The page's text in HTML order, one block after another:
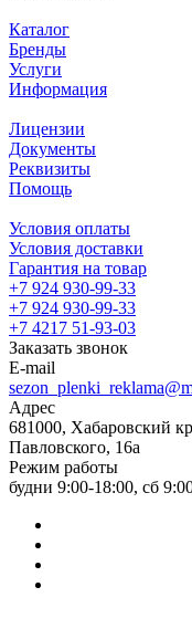
Каталог
Бренды
Услуги
Информация
Лицензии
Документы
Реквизиты
Помощь
Условия оплаты
Условия доставки
Гарантия на товар
+7 924 930-99-33
+7 924 930-99-33
+7 4217 51-93-03
Заказать звонок
E-mail
Адрес
681000, Хабаровский
Павловского, 16а
Режим работы
будни 9:00-18:00, сб